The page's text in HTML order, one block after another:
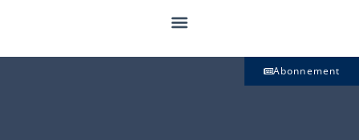
Abonnement